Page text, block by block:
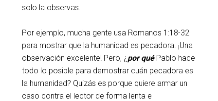
solo la observas.
Por ejemplo, mucha gente usa Romanos 1:18-32
para mostrar que la humanidad es pecadora. ¡Una
observación excelente! Pero, ¿ por quéPablo hace
todo lo posible para demostrar cuán pecadora es
la humanidad? Quizás es porque quiere armar un
caso contra el lector de forma lenta e